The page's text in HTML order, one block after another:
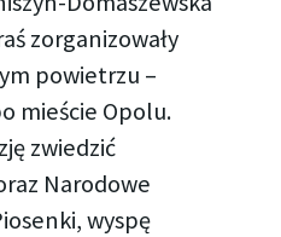
zorganizowały
powietrzu –
mieście Opolu.
zwiedzić
Narodowe
wyspę